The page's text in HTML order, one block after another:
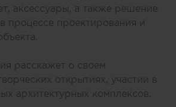
аксессуары, а также решение
процессе проектирования и
расскажет о своем
открытиях, участии в
архитектурных комплексов.